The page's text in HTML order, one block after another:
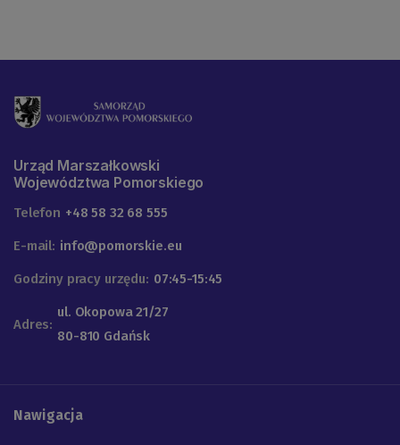
Urząd Marszałkowski
Województwa Pomorskiego
Telefon +48 58 32 68 555
E-mail: info@pomorskie.eu
Godziny pracy urzędu: 07:45-15:45
Adres:
ul. Okopowa 21/27
80-810 Gdańsk
Nawigacja